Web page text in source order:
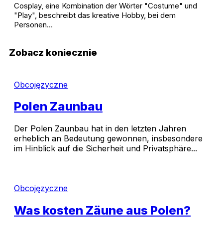
Cosplay, eine Kombination der Wörter "Costume" und
"Play", beschreibt das kreative Hobby, bei dem
Personen…
Zobacz koniecznie
Obcojęzyczne
Polen Zaunbau
Der Polen Zaunbau hat in den letzten Jahren
erheblich an Bedeutung gewonnen, insbesondere
im Hinblick auf die Sicherheit und Privatsphäre...
Obcojęzyczne
Was kosten Zäune aus Polen?